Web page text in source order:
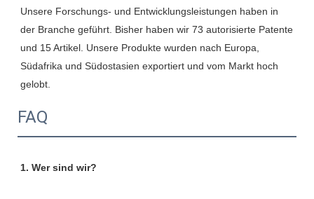
Unsere Forschungs- und Entwicklungsleistungen haben in
der Branche geführt. Bisher haben wir 73 autorisierte Patente
und 15 Artikel. Unsere Produkte wurden nach Europa,
Südafrika und Südostasien exportiert und vom Markt hoch
FAQ